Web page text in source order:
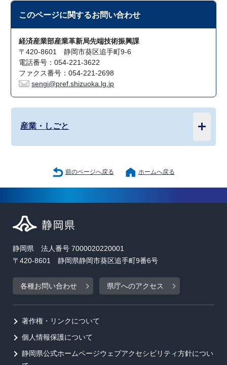
このページに関するお問い合わせ
経済産業部産業革新局先端技術振興課
〒420-8601 静岡市葵区追手町9-6
電話番号：054-221-3622
ファクス番号：054-221-2698
sengi@pref.shizuoka.lg.jp
産業・しごと
前のページへ戻る ホームへ戻る
静岡県 法人番号 7000020220001
〒420-8601 静岡県静岡市葵区追手町9番6号
各種お問い合わせ 県庁へのアクセス
著作権・リンクについて
個人情報保護について
静岡県公式ホームページウェブアクセシビリティ方針につい